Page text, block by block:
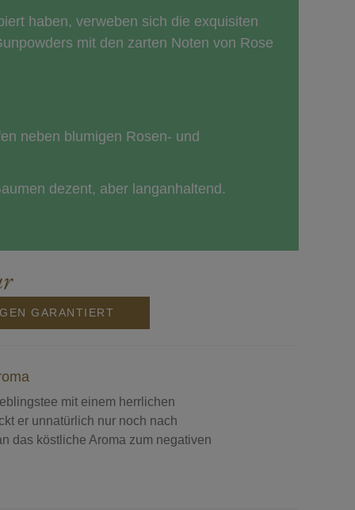
haben, verweben sich die exquisiten
mit den zarten Noten von Rose
neben blumigen Rosen- und
dezent, aber langanhaltend.
GARANTIERT
mit einem herrlichen
er unnatürlich nur noch nach
das köstliche Aroma zum negativen